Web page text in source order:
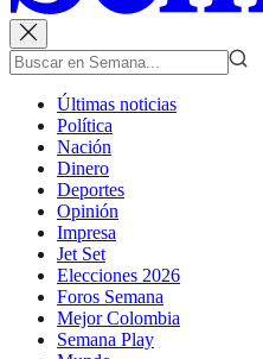
Últimas noticias
Política
Nación
Dinero
Deportes
Opinión
Impresa
Jet Set
Elecciones 2026
Foros Semana
Mejor Colombia
Semana Play